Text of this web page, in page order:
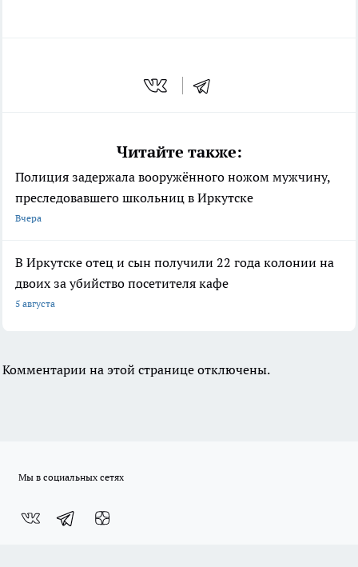
Читайте также:
Полиция задержала вооружённого ножом мужчину,
преследовавшего школьниц в Иркутске
Вчера
В Иркутске отец и сын получили 22 года колонии на
двоих за убийство посетителя кафе
5 августа
Комментарии на этой странице отключены.
Мы в социальных сетях